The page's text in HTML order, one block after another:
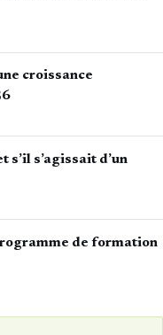
croissance
s’agissait d’un
de formation